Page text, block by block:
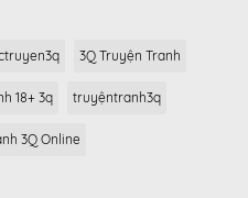
3Q Truyện Tranh
18+ 3q truyệntranh3q
3Q Online